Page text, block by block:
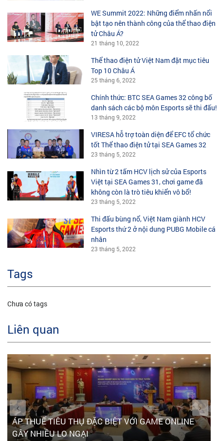
WE Summit 2022: Những điểm nhấn nổi
bật tạo nên thành công của thể thao điện
tử Châu Á?
21 tháng 10, 2022
Thể thao điện tử Việt Nam đặt mục tiêu
Top 10 Châu Á
25 tháng 6, 2022
Chính thức: BTC SEA Games 32 công bố
danh sách các bộ môn Esports sẽ thi đấu!
13 tháng 9, 2022
VIRESA hỗ trợ toàn diện để EFC tổ chức
tốt Thể thao điện tử tại SEA Games 32
23 tháng 5, 2022
Nhìn từ 2 tấm HCV lịch sử của Esports
Việt tại SEA Games 31, chơi game đã
không còn là trò tiêu khiển vô bổ!
23 tháng 5, 2022
Thi đấu bùng nổ, Việt Nam giành HCV
Esports thứ 2 ở nội dung PUBG Mobile cá
nhân
23 tháng 5, 2022
Tags
Chưa có tags
Liên quan
ÁP THUẾ TIÊU THỤ ĐẶC BIỆT VỚI GAME ONLINE
GÂY NHIỀU LO NGẠI